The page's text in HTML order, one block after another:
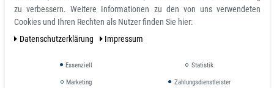
Schwarz 35 cm x 3,5 cm x 25 cm
Artikel ist sofort lieferbar
zu verbessern. Weitere Informationen zu den von uns verwendeten
Cookies und Ihren Rechten als Nutzer finden Sie hier:
Daten­schutz­erklärung
Impressum
Essenziell Statistik
Marketing Zahlungsdienstleister